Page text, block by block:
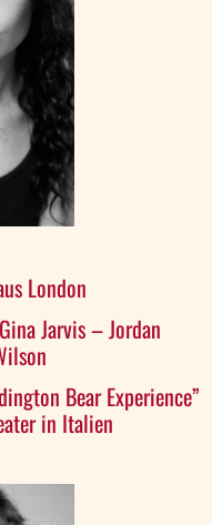
London
Jarvis – Jordan
Bear Experience”
in Italien